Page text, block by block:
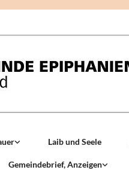
Laib und Seele
Gemeindebrief, Anzeigen